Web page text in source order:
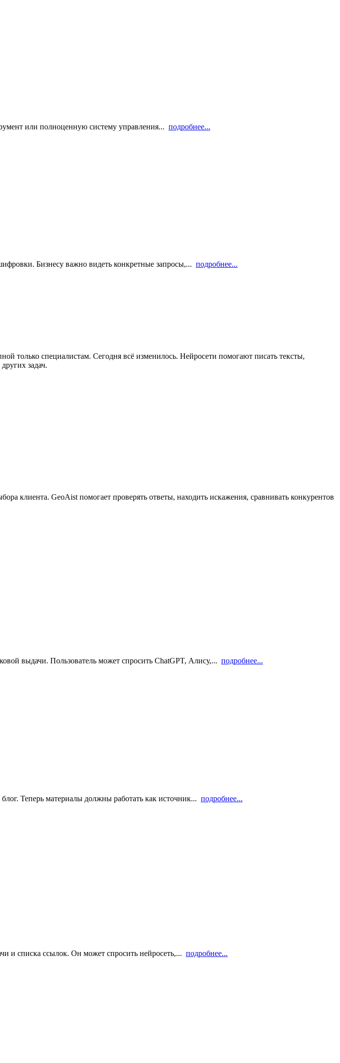
или полноценную систему управления... подробнее...
Бизнесу важно видеть конкретные запросы,... подробнее...
только специалистам. Сегодня всё изменилось. Нейросети помогают писать тексты,
задач.
клиента. GeoAist помогает проверять ответы, находить искажения, сравнивать конкурентов
выдачи. Пользователь может спросить ChatGPT, Алису,... подробнее...
Теперь материалы должны работать как источник... подробнее...
и списка ссылок. Он может спросить нейросеть,... подробнее...